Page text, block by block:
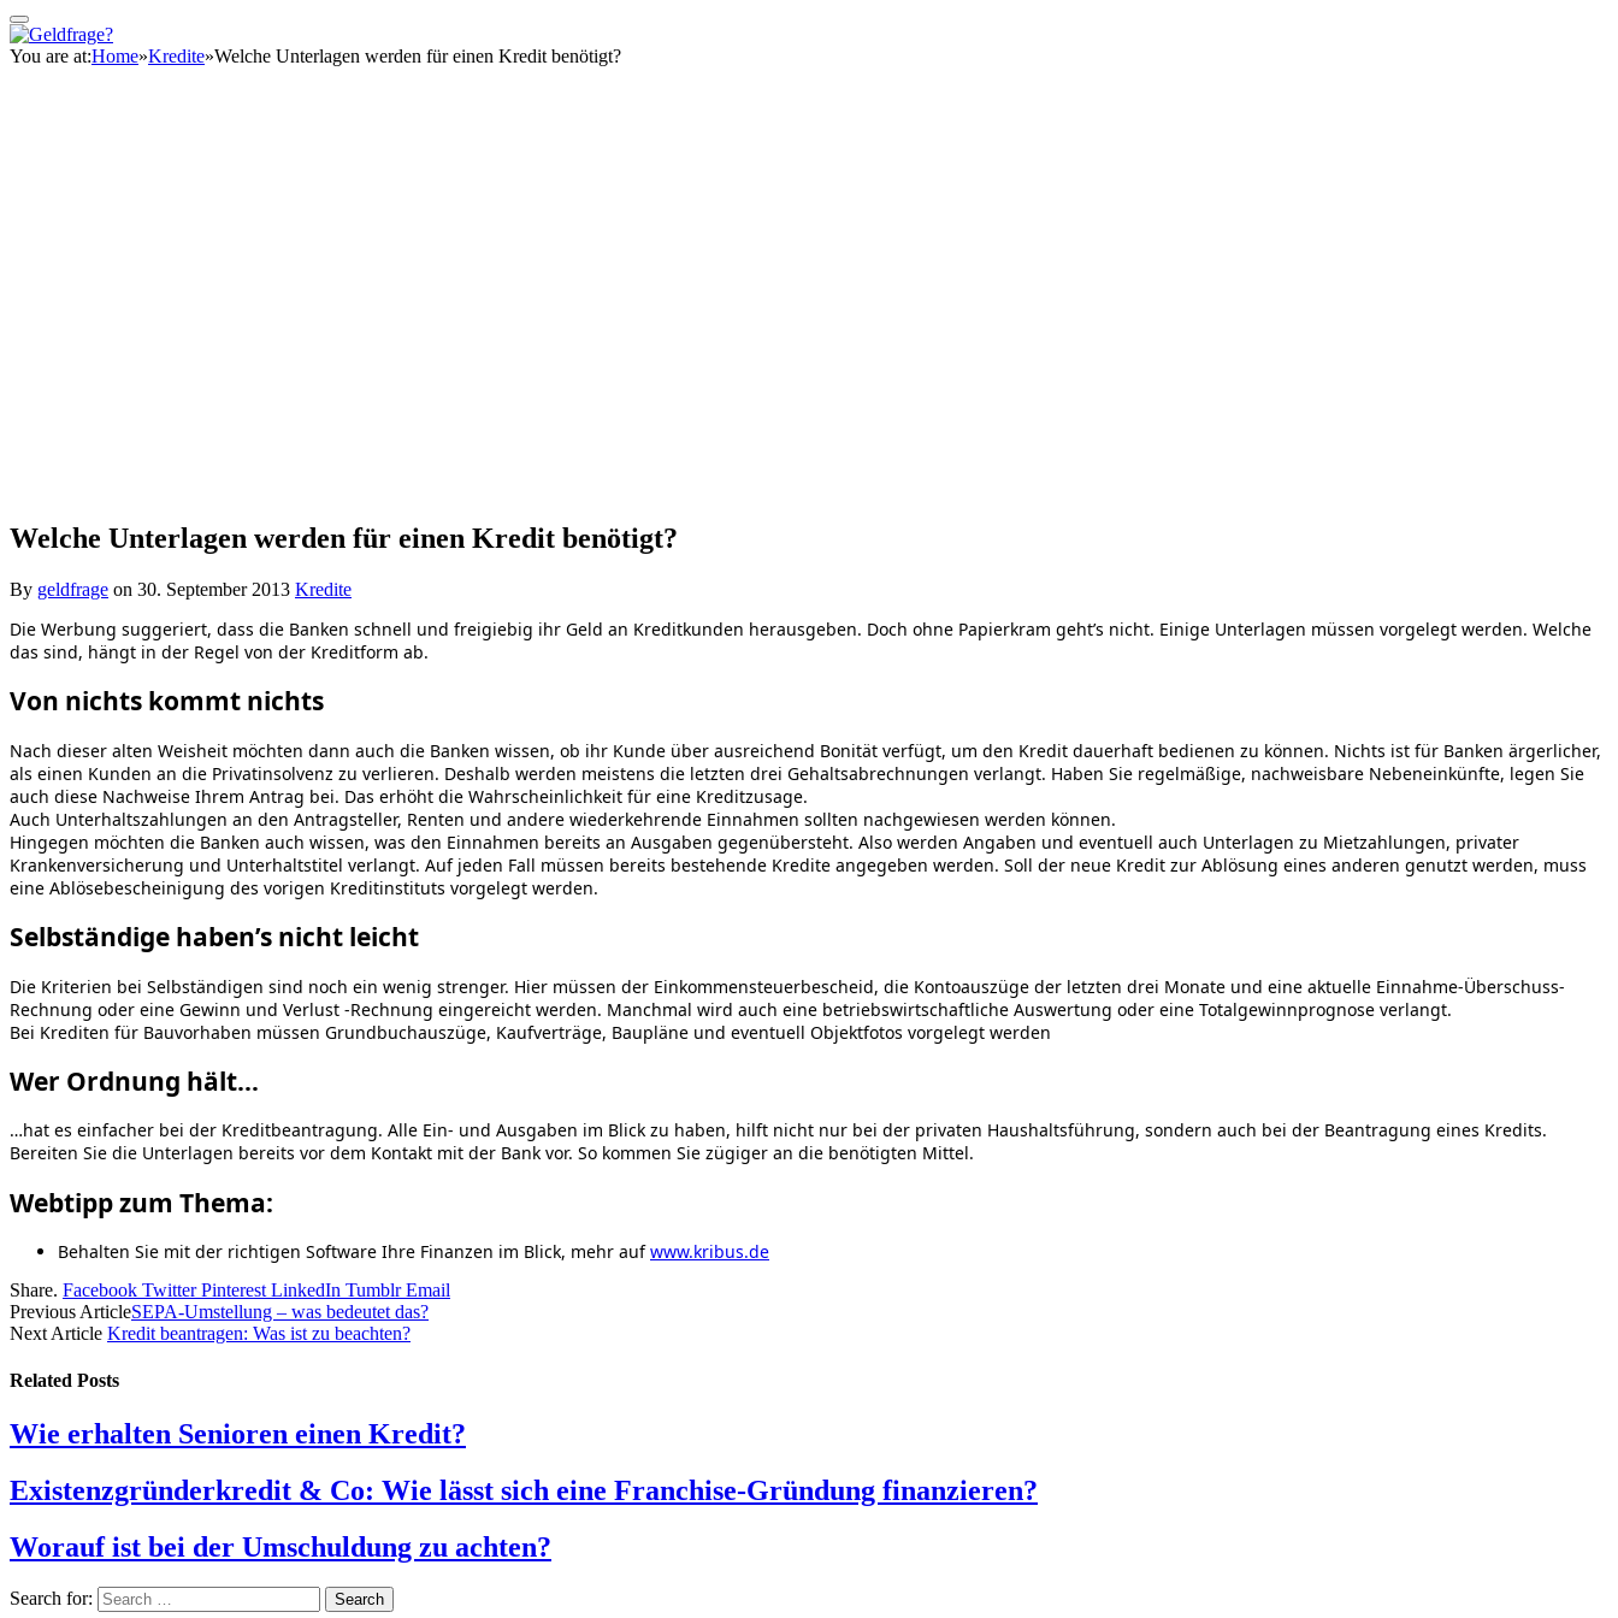
You are at:Home»Kredite»Welche Unterlagen werden für einen Kredit benötigt?
Welche Unterlagen werden für einen Kredit benötigt?
By geldfrage on 30. September 2013 Kredite
Die Werbung suggeriert, dass die Banken schnell und freigiebig ihr Geld an Kreditkunden herausgeben. Doch ohne Papierkram geht’s nicht. Einige Unterlagen müssen vorgelegt werden. Welche
das sind, hängt in der Regel von der Kreditform ab.
Von nichts kommt nichts
Nach dieser alten Weisheit möchten dann auch die Banken wissen, ob ihr Kunde über ausreichend Bonität verfügt, um den Kredit dauerhaft bedienen zu können. Nichts ist für Banken ärgerlicher,
als einen Kunden an die Privatinsolvenz zu verlieren. Deshalb werden meistens die letzten drei Gehaltsabrechnungen verlangt. Haben Sie regelmäßige, nachweisbare Nebeneinkünfte, legen Sie
auch diese Nachweise Ihrem Antrag bei. Das erhöht die Wahrscheinlichkeit für eine Kreditzusage.
Auch Unterhaltszahlungen an den Antragsteller, Renten und andere wiederkehrende Einnahmen sollten nachgewiesen werden können.
Hingegen möchten die Banken auch wissen, was den Einnahmen bereits an Ausgaben gegenübersteht. Also werden Angaben und eventuell auch Unterlagen zu Mietzahlungen, privater
Krankenversicherung und Unterhaltstitel verlangt. Auf jeden Fall müssen bereits bestehende Kredite angegeben werden. Soll der neue Kredit zur Ablösung eines anderen genutzt werden, muss
eine Ablösebescheinigung des vorigen Kreditinstituts vorgelegt werden.
Selbständige haben’s nicht leicht
Die Kriterien bei Selbständigen sind noch ein wenig strenger. Hier müssen der Einkommensteuerbescheid, die Kontoauszüge der letzten drei Monate und eine aktuelle Einnahme-Überschuss-
Rechnung oder eine Gewinn und Verlust -Rechnung eingereicht werden. Manchmal wird auch eine betriebswirtschaftliche Auswertung oder eine Totalgewinnprognose verlangt.
Bei Krediten für Bauvorhaben müssen Grundbuchauszüge, Kaufverträge, Baupläne und eventuell Objektfotos vorgelegt werden
Wer Ordnung hält…
…hat es einfacher bei der Kreditbeantragung. Alle Ein- und Ausgaben im Blick zu haben, hilft nicht nur bei der privaten Haushaltsführung, sondern auch bei der Beantragung eines Kredits.
Bereiten Sie die Unterlagen bereits vor dem Kontakt mit der Bank vor. So kommen Sie zügiger an die benötigten Mittel.
Webtipp zum Thema:
Behalten Sie mit der richtigen Software Ihre Finanzen im Blick, mehr aufwww.kribus.de
Share. Facebook Twitter Pinterest LinkedIn Tumblr Email
Previous ArticleSEPA-Umstellung – was bedeutet das?
Next Article Kredit beantragen: Was ist zu beachten?
Related Posts
Wie erhalten Senioren einen Kredit?
Existenzgründerkredit & Co: Wie lässt sich eine Franchise-Gründung finanzieren?
Worauf ist bei der Umschuldung zu achten?
Search for: